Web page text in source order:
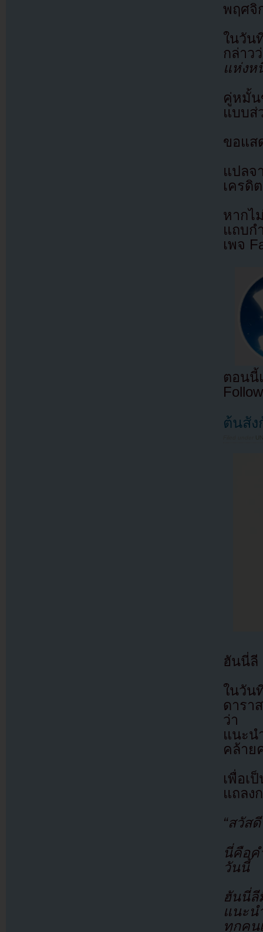
พฤศจิ
ในวัน
กล่าว
แห่งห
คู่หมั้น
แบบส่
ขอแส
แปล
เครดิ
หากไ
แถบก
เพจ
ตอนนี้
ต้นสั
ฮันนี่ลี
ในวัน
ดารา
ว่า “
แนะน
คล้าย
เพื่อเ
แถลง
“สวัส
นี่คือค
วันนี้
ฮันนี่ลี
แนะน
ทุกคน